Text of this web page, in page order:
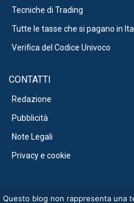
Tecniche di Trading
Tutte le tasse che si pagano in
Verifica del Codice Univoco
CONTATTI
Redazione
Pubblicità
Note Legali
Privacy e cookie
Questo blog non rappresenta una